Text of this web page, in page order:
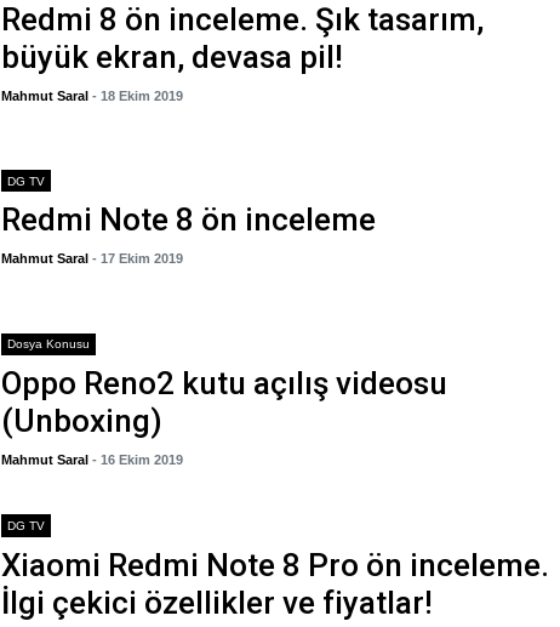
Redmi 8 ön inceleme. Şık tasarım,
büyük ekran, devasa pil!
Mahmut Saral - 18 Ekim 2019
DG TV
Redmi Note 8 ön inceleme
Mahmut Saral - 17 Ekim 2019
Dosya Konusu
Oppo Reno2 kutu açılış videosu
(Unboxing)
Mahmut Saral - 16 Ekim 2019
DG TV
Xiaomi Redmi Note 8 Pro ön inceleme.
İlgi çekici özellikler ve fiyatlar!